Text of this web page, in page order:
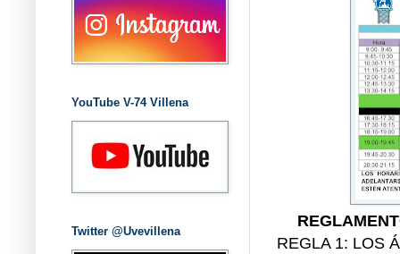
REGLA 1: LOS
YouTube V-74 Villena
Twitter @Uvevillena